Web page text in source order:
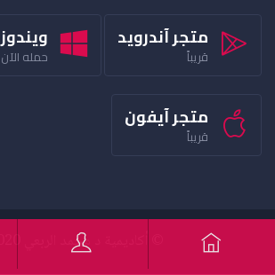
متجر آندرويد
قريباً
ويندوز
حمله الآن
متجر آيفون
قريباً
© أكاديمية د محمد الربعي 2020